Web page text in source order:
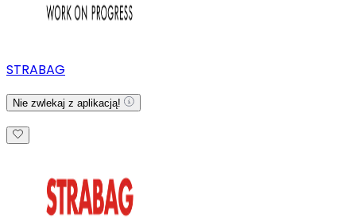
STRABAG
Nie zwlekaj z aplikacją!